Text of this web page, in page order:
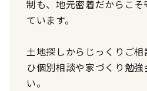
制も、地元密着だからこ
ています。
土地探しからじっくりご
ひ個別相談や家づくり勉
い。